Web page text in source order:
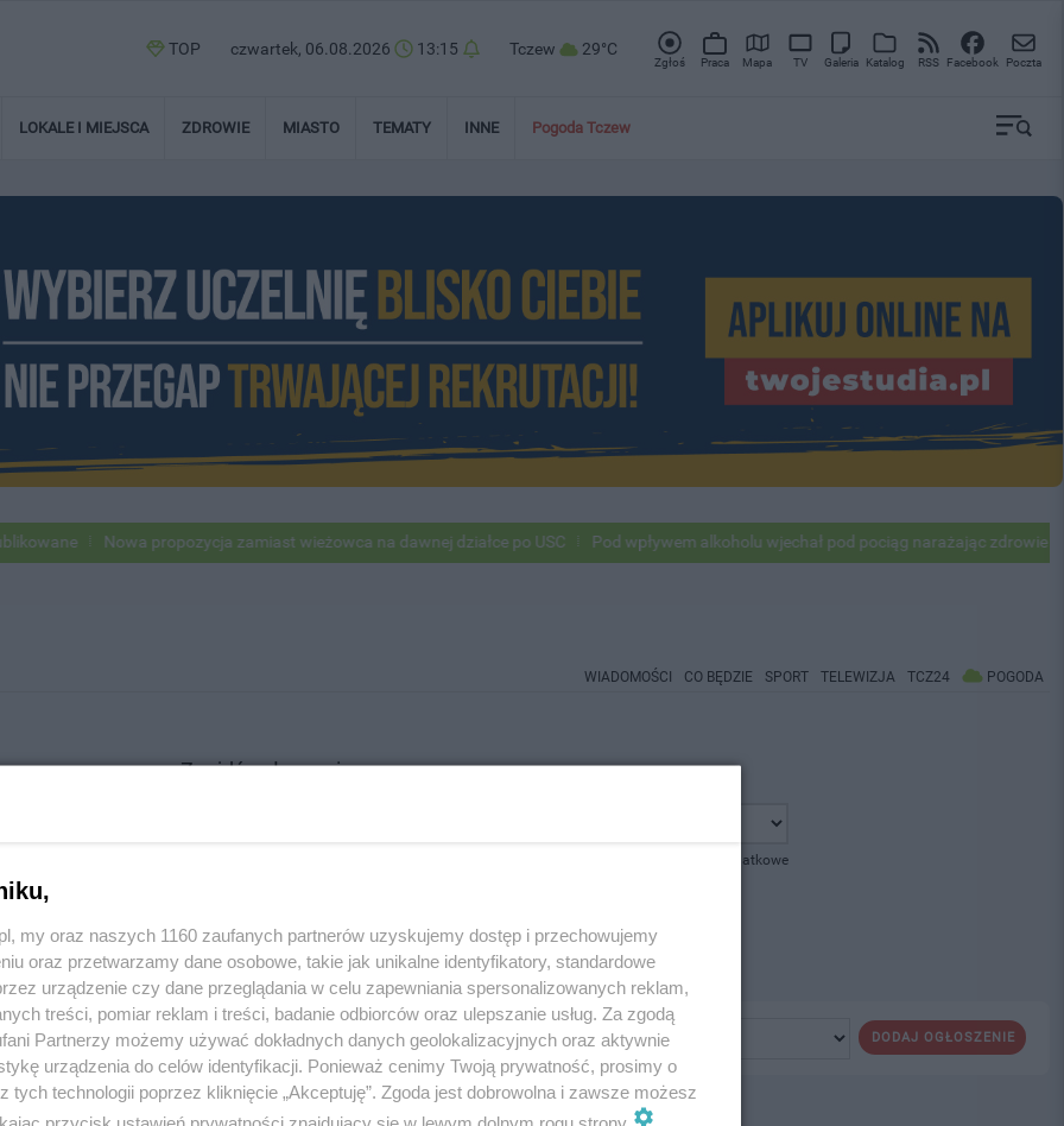
TOP czwartek, 06.08.2026 13:15 Tczew 29°C
Zgłoś Praca Mapa TV Galeria Katalog RSS Facebook Poczta
LOKALE I MIEJSCA ZDROWIE MIASTO TEMATY INNE Pogoda Tczew
Nowa propozycja zamiast wieżowca na dawnej działce po USC Pod wpływem alkoholu wjechał pod pociąg narażając zdrowie i
WIADOMOŚCI CO BĘDZIE SPORT TELEWIZJA TCZ24 POGODA
Znajdź ogłoszenie
pokaż opcje dodatkowe
DODAJ OGŁOSZENIE
my oraz naszych 1160 zaufanych partnerów uzyskujemy dostęp i przechowujemy
oraz przetwarzamy dane osobowe, takie jak unikalne identyfikatory, standardowe
urządzenie czy dane przeglądania w celu zapewniania spersonalizowanych reklam,
treści, pomiar reklam i treści, badanie odbiorców oraz ulepszanie usług. Za zgodą
Partnerzy możemy używać dokładnych danych geolokalizacyjnych oraz aktywnie
urządzenia do celów identyfikacji. Ponieważ cenimy Twoją prywatność, prosimy o
tych technologii poprzez kliknięcie „Akceptuję”. Zgoda jest dobrowolna i zawsze możesz